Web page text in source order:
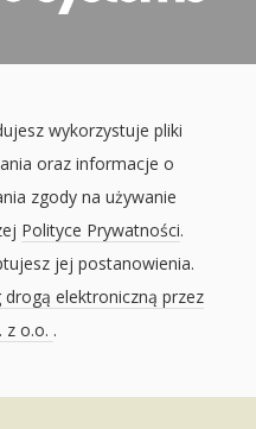
wykorzystuje pliki
oraz informacje o
zgody na używanie
Polityce Prywatności.
jej postanowienia.
drogą elektroniczną przez
z o.o. .